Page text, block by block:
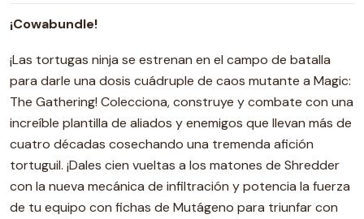
¡Cowabundle!
¡Las tortugas ninja se estrenan en el campo de batalla
para darle una dosis cuádruple de caos mutante a Magic:
The Gathering! Colecciona, construye y combate con una
increíble plantilla de aliados y enemigos que llevan más de
cuatro décadas cosechando una tremenda afición
tortuguil. ¡Dales cien vueltas a los matones de Shredder
con la nueva mecánica de infiltración y potencia la fuerza
de tu equipo con fichas de Mutágeno para triunfar con